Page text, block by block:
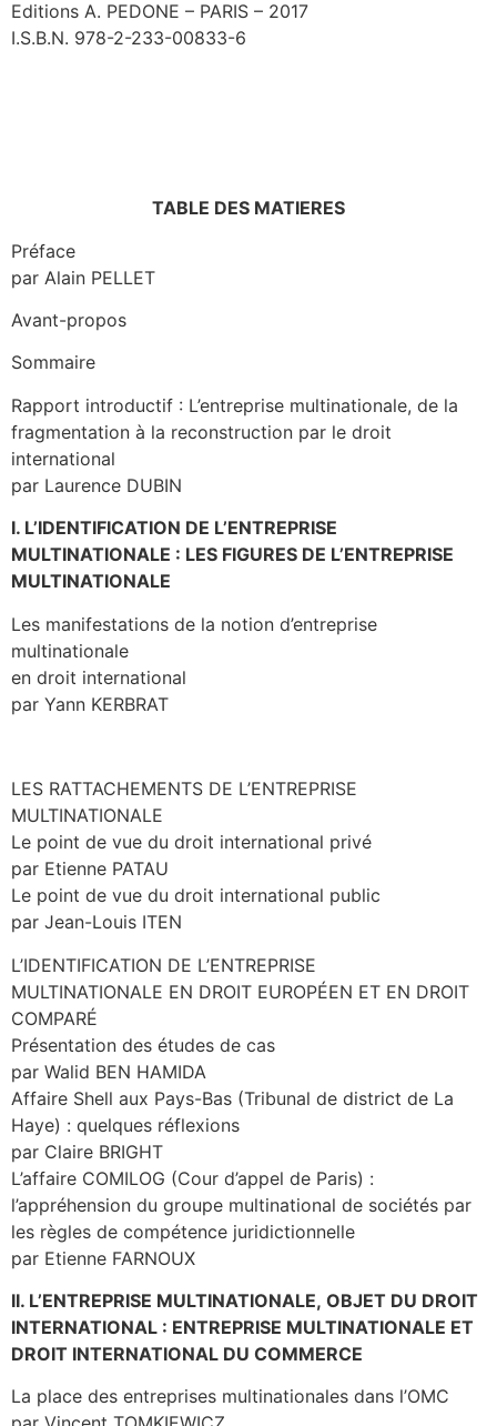
Editions A. PEDONE – PARIS – 2017
I.S.B.N. 978-2-233-00833-6
TABLE DES MATIERES
Préface
par Alain PELLET
Avant-propos
Sommaire
Rapport introductif : L’entreprise multinationale, de la
fragmentation à la reconstruction par le droit
international
par Laurence DUBIN
I. L’IDENTIFICATION DE L’ENTREPRISE
MULTINATIONALE : LES FIGURES DE L’ENTREPRISE
MULTINATIONALE
Les manifestations de la notion d’entreprise
multinationale
en droit international
par Yann KERBRAT
LES RATTACHEMENTS DE L’ENTREPRISE
MULTINATIONALE
Le point de vue du droit international privé
par Etienne PATAU
Le point de vue du droit international public
par Jean-Louis ITEN
L’IDENTIFICATION DE L’ENTREPRISE
MULTINATIONALE EN DROIT EUROPÉEN ET EN DROIT
COMPARÉ
Présentation des études de cas
par Walid BEN HAMIDA
Affaire Shell aux Pays-Bas (Tribunal de district de La
Haye) : quelques réflexions
par Claire BRIGHT
L’affaire COMILOG (Cour d’appel de Paris) :
l’appréhension du groupe multinational de sociétés par
les règles de compétence juridictionnelle
par Etienne FARNOUX
II. L’ENTREPRISE MULTINATIONALE, OBJET DU DROIT
INTERNATIONAL : ENTREPRISE MULTINATIONALE ET
DROIT INTERNATIONAL DU COMMERCE
La place des entreprises multinationales dans l’OMC